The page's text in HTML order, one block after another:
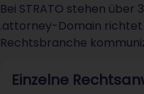
Bei STRATO stehen
.attorney-Domain richtet
Rechtsbranche
Einzelne